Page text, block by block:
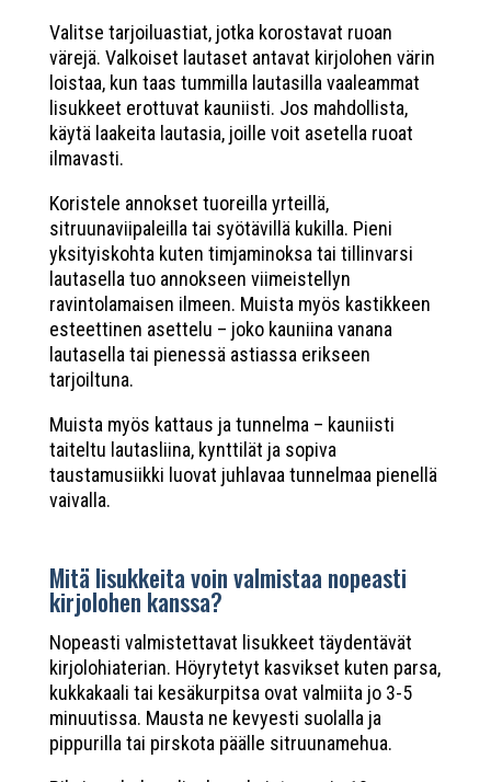
Valitse tarjoiluastiat, jotka korostavat ruoan
värejä. Valkoiset lautaset antavat kirjolohen värin
loistaa, kun taas tummilla lautasilla vaaleammat
lisukkeet erottuvat kauniisti. Jos mahdollista,
käytä laakeita lautasia, joille voit asetella ruoat
ilmavasti.
Koristele annokset tuoreilla yrteillä,
sitruunaviipaleilla tai syötävillä kukilla. Pieni
yksityiskohta kuten timjaminoksa tai tillinvarsi
lautasella tuo annokseen viimeistellyn
ravintolamaisen ilmeen. Muista myös kastikkeen
esteettinen asettelu – joko kauniina vanana
lautasella tai pienessä astiassa erikseen
tarjoiltuna.
Muista myös kattaus ja tunnelma – kauniisti
taiteltu lautasliina, kynttilät ja sopiva
taustamusiikki luovat juhlavaa tunnelmaa pienellä
vaivalla.
Mitä lisukkeita voin valmistaa nopeasti
kirjolohen kanssa?
Nopeasti valmistettavat lisukkeet täydentävät
kirjolohiaterian. Höyrytetyt kasvikset kuten parsa,
kukkakaali tai kesäkurpitsa ovat valmiita jo 3-5
minuutissa. Mausta ne kevyesti suolalla ja
pippurilla tai pirskota päälle sitruunamehua.